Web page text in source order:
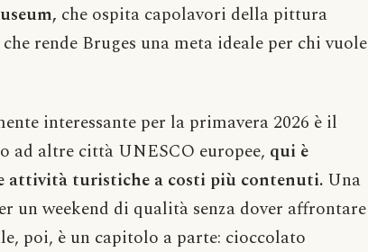
che ospita capolavori della pittura
rende Bruges una meta ideale per chi vuole
interessante per la primavera 2026 è il
ad altre città UNESCO europee, qui è
attività turistiche a costi più contenuti. Una
un weekend di qualità senza dover affrontare
poi, è un capitolo a parte: cioccolato